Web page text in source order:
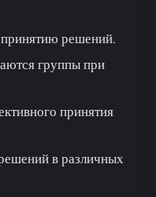
решений.
группы при
принятия
в различных